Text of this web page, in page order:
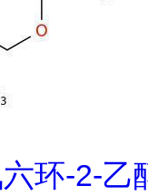
环-2-乙